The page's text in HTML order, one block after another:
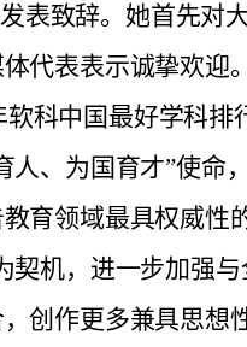
表致辞。她首先对
代表表示诚挚欢迎
科中国最好学科排
、为国育才”使命
育领域最具权威性
机，进一步加强
创作更多兼具思想